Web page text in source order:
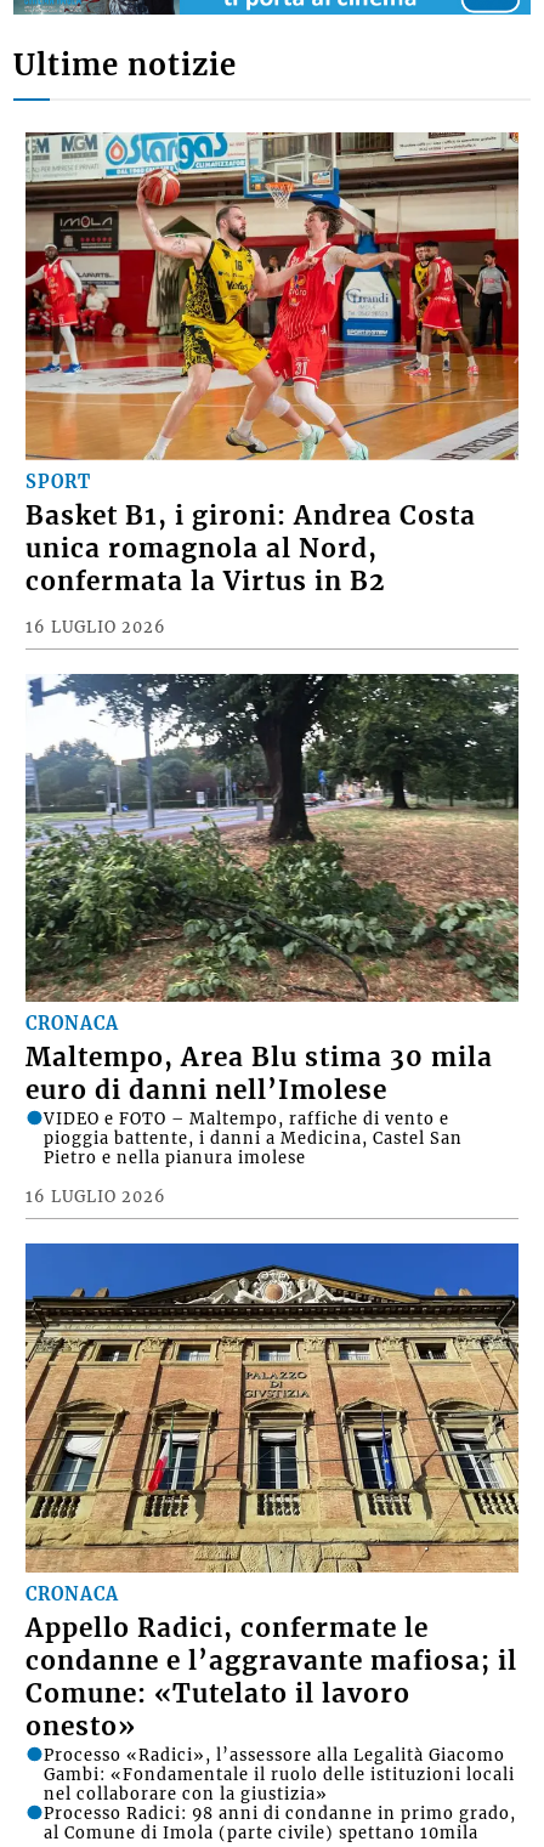
Ultime notizie
SPORT
Basket B1, i gironi: Andrea Costa
unica romagnola al Nord,
confermata la Virtus in B2
16 LUGLIO 2026
CRONACA
Maltempo, Area Blu stima 30 mila
euro di danni nell’Imolese
16 LUGLIO 2026
VIDEO e FOTO – Maltempo, raffiche di vento e
pioggia battente, i danni a Medicina, Castel San
Pietro e nella pianura imolese
CRONACA
Appello Radici, confermate le
condanne e l’aggravante mafiosa; il
Comune: «Tutelato il lavoro
onesto»
Processo «Radici», l’assessore alla Legalità Giacomo
Gambi: «Fondamentale il ruolo delle istituzioni locali
nel collaborare con la giustizia»
Processo Radici: 98 anni di condanne in primo grado,
al Comune di Imola (parte civile) spettano 10mila